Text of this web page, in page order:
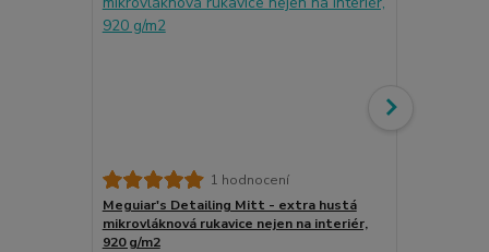
1 hodnocení
Meguiar's Detailing Mitt - extra hustá
mikrovláknová rukavice nejen na interiér,
920 g/m2